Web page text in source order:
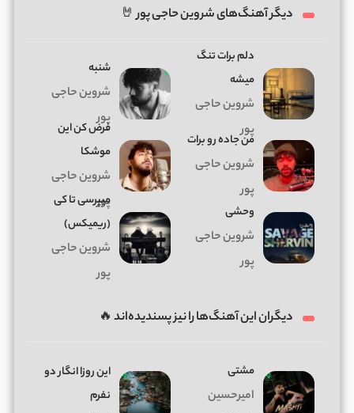
دیگر آهنگ‌های شروین حاجی پور 🤘
دلم برات تنگ
میشه
شروین حاجی
پور
شنبه
شروین حاجی
پور
من جاده رو برات
شروین حاجی
پور
فرض کن این
موشکا
شروین حاجی
پور
وحشی
شروین حاجی
پور
میپرسی تا کی
(ریمیکس)
شروین حاجی
پور
دیگران این آهنگ‌ها را نیز پسندیده‌اند 🔥
مشتی
امیرحسین
این روزا انگار دو
نفرم